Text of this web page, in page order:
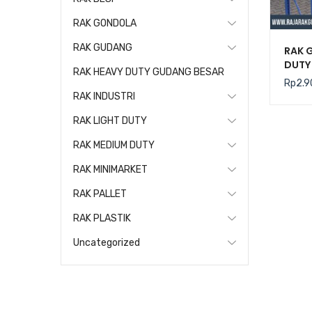
RAK
Level)
Rp
RAK GONDOLA
RAK GUDANG
RAK HEAVY DUTY GUDANG BESAR
RAK INDUSTRI
RAK LIGHT DUTY
RAK MEDIUM DUTY
RAK MINIMARKET
RAK PALLET
RAK PLASTIK
Uncategorized